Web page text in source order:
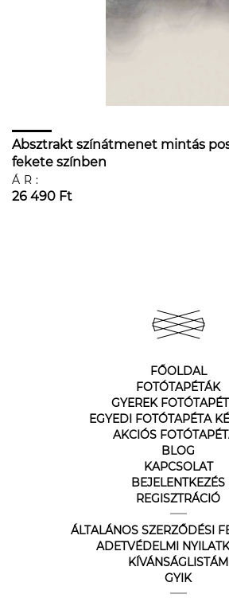
Absztrakt színátmenet mintás
fekete színben
ÁR:
26 490 Ft
FŐOLDAL
FOTÓTAPÉTÁK
GYEREK
EGYEDI FOTÓTAPÉTA
AKCIÓS
BLOG
KAPCSOLAT
BEJELENTKEZÉS
REGISZTRÁCIÓ
ÁLTALÁNOS SZERZŐDÉSI
ADETVÉDELMI
KÍVÁNSÁGLISTÁM
GYIK